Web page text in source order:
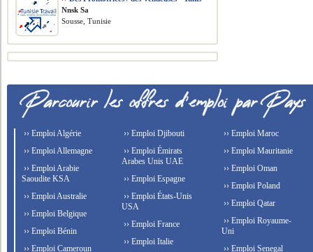
Nnsk Sa
Sousse, Tunisie
›› Emploi Algérie
›› Emploi Allemagne
›› Emploi Arabie
Saoudite KSA
›› Emploi Australie
›› Emploi Belgique
›› Emploi Bénin
›› Emploi Cameroun
›› Emploi Djibouti
›› Emploi Émirats
Arabes Unis UAE
›› Emploi Espagne
›› Emploi États-Unis
USA
›› Emploi France
›› Emploi Italie
›› Emploi Maroc
›› Emploi Mauritanie
›› Emploi Oman
›› Emploi Poland
›› Emploi Qatar
›› Emploi Royaume-
Uni
›› Emploi Senegal